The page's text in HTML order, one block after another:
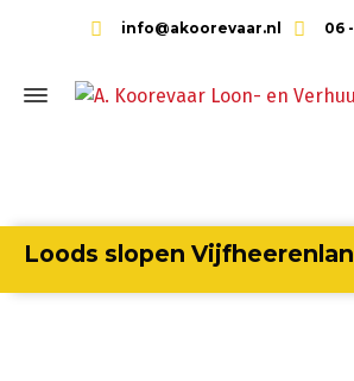
info@akoorevaar.nl 06
Loods slopen